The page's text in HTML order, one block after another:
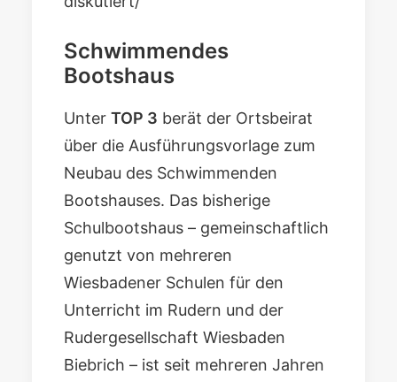
Schwimmendes
Bootshaus
Unter TOP 3 berät der Ortsbeirat
über die Ausführungsvorlage zum
Neubau des Schwimmenden
Bootshauses. Das bisherige
Schulbootshaus – gemeinschaftlich
genutzt von mehreren
Wiesbadener Schulen für den
Unterricht im Rudern und der
Rudergesellschaft Wiesbaden
Biebrich – ist seit mehreren Jahren